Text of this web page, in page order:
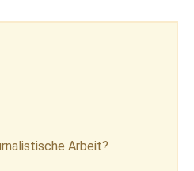
Arbeit?